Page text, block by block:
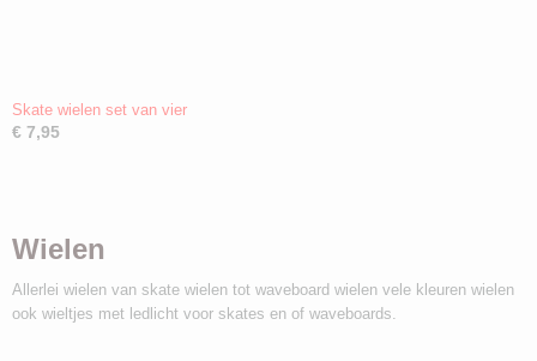
Skate wielen set van vier
€ 7,95
Wielen
Allerlei wielen van skate wielen tot waveboard wielen vele kleuren wielen
ook wieltjes met ledlicht voor skates en of waveboards.